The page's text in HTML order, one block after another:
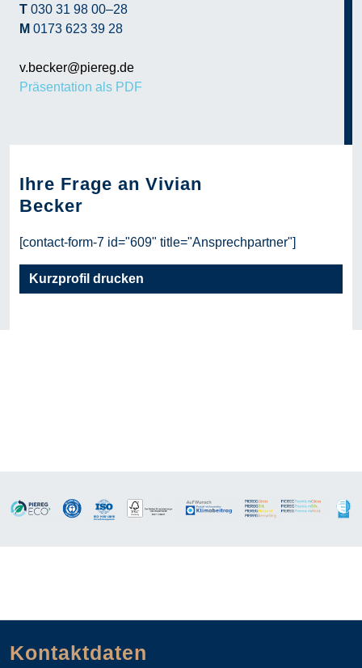
T 030 31 98 00–28
M 0173 623 39 28
v.becker@piereg.de
Präsentation als PDF
Ihre Frage an Vivian
Becker
[contact-form-7 id="609" title="Ansprechpartner"]
Kurzprofil drucken
Kontaktdaten